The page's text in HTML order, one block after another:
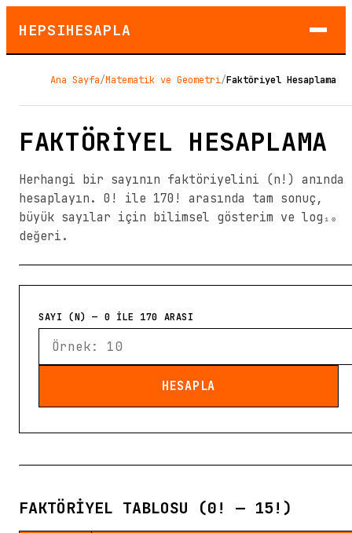
HEPSIHESAPLA
Ana Sayfa/Matematik ve Geometri/Faktöriyel Hesaplama
FAKTÖRIYEL HESAPLAMA
Herhangi bir sayının faktöriyelini (n!) anında
hesaplayın. 0! ile 170! arasında tam sonuç,
büyük sayılar için bilimsel gösterim ve log₁₀
değeri.
SAYI (N) — 0 ILE 170 ARASI
HESAPLA
FAKTÖRIYEL TABLOSU (0! — 15!)